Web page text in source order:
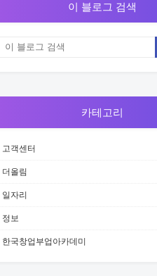
이 블로그 검색
카테고리
고객센터
더올림
일자리
정보
한국창업부업아카데미